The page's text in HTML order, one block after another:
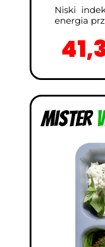
Mister
Niski
energia